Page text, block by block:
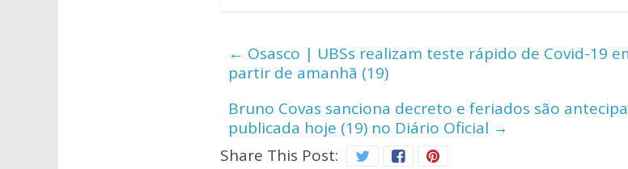
A
p
b
o
k
er
Li
n
k
← Osasco | UBSs realizam teste rápido de Covid-19
partir de amanhã (19)
Bruno Covas sanciona decreto e feriados são
publicada hoje (19) no Diário Oficial →
Share This Post: